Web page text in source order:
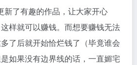
新了有趣的作品，让大家开心
这样就可以赚钱。而想要赚钱无法
了后就开始恰烂钱了（毕竟谁会
如果没有边界线的话，一直媚宅